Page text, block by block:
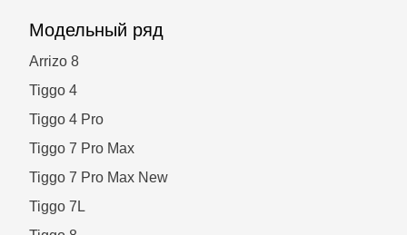
Модельный ряд
Arrizo 8
Tiggo 4
Tiggo 4 Pro
Tiggo 7 Pro Max
Tiggo 7 Pro Max New
Tiggo 7L